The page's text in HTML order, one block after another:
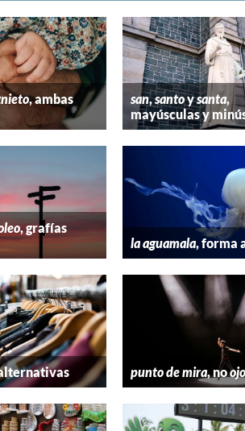
, ambas
san,santoysanta,
mayúsculas y
, grafías
la aguamala, forma
punto de mira, no